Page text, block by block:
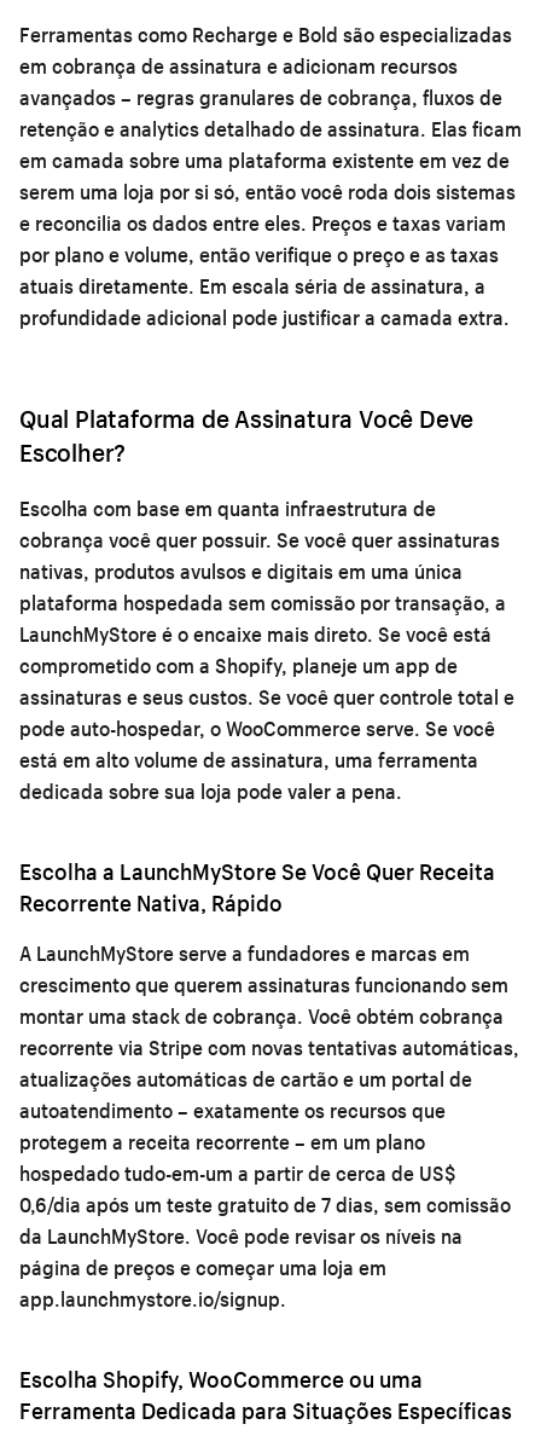
Ferramentas como Recharge e Bold são especializadas
em cobrança de assinatura e adicionam recursos
avançados – regras granulares de cobrança, fluxos de
retenção e analytics detalhado de assinatura. Elas ficam
em camada sobre uma plataforma existente em vez de
serem uma loja por si só, então você roda dois sistemas
e reconcilia os dados entre eles. Preços e taxas variam
por plano e volume, então verifique o preço e as taxas
atuais diretamente. Em escala séria de assinatura, a
profundidade adicional pode justificar a camada extra.
Qual Plataforma de Assinatura Você Deve
Escolher?
Escolha com base em quanta infraestrutura de
cobrança você quer possuir. Se você quer assinaturas
nativas, produtos avulsos e digitais em uma única
plataforma hospedada sem comissão por transação, a
LaunchMyStore é o encaixe mais direto. Se você está
comprometido com a Shopify, planeje um app de
assinaturas e seus custos. Se você quer controle total e
pode auto-hospedar, o WooCommerce serve. Se você
está em alto volume de assinatura, uma ferramenta
dedicada sobre sua loja pode valer a pena.
Escolha a LaunchMyStore Se Você Quer Receita
Recorrente Nativa, Rápido
A LaunchMyStore serve a fundadores e marcas em
crescimento que querem assinaturas funcionando sem
montar uma stack de cobrança. Você obtém cobrança
recorrente via Stripe com novas tentativas automáticas,
atualizações automáticas de cartão e um portal de
autoatendimento – exatamente os recursos que
protegem a receita recorrente – em um plano
hospedado tudo-em-um a partir de cerca de US$
0,6/dia após um teste gratuito de 7 dias, sem comissão
da LaunchMyStore. Você pode revisar os níveis na
página de preçose começar uma loja em
app.launchmystore.io/signup.
Escolha Shopify, WooCommerce ou uma
Ferramenta Dedicada para Situações Específicas